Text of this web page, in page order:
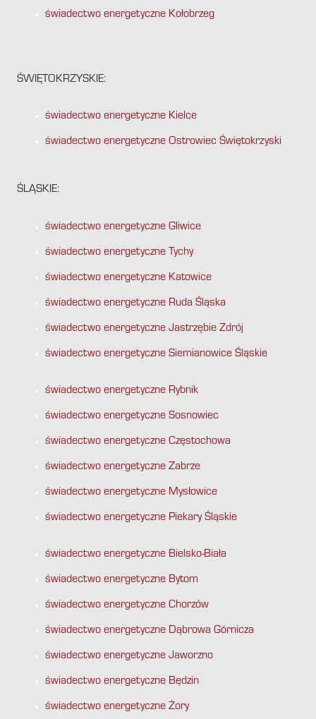
świadectwo energetyczne Kołobrzeg
ŚWIĘTOKRZYSKIE:
świadectwo energetyczne Kielce
świadectwo energetyczne Ostrowiec Świętokrzyski
ŚLĄSKIE:
świadectwo energetyczne Gliwice
świadectwo energetyczne Tychy
świadectwo energetyczne Katowice
świadectwo energetyczne Ruda Śląska
świadectwo energetyczne Jastrzębie Zdrój
świadectwo energetyczne Siemianowice Śląskie
świadectwo energetyczne Rybnik
świadectwo energetyczne Sosnowiec
świadectwo energetyczne Częstochowa
świadectwo energetyczne Zabrze
świadectwo energetyczne Mysłowice
świadectwo energetyczne Piekary Śląskie
świadectwo energetyczne Bielsko-Biała
świadectwo energetyczne Bytom
świadectwo energetyczne Chorzów
świadectwo energetyczne Dąbrowa Górnicza
świadectwo energetyczne Jaworzno
świadectwo energetyczne Będzin
świadectwo energetyczne Żory